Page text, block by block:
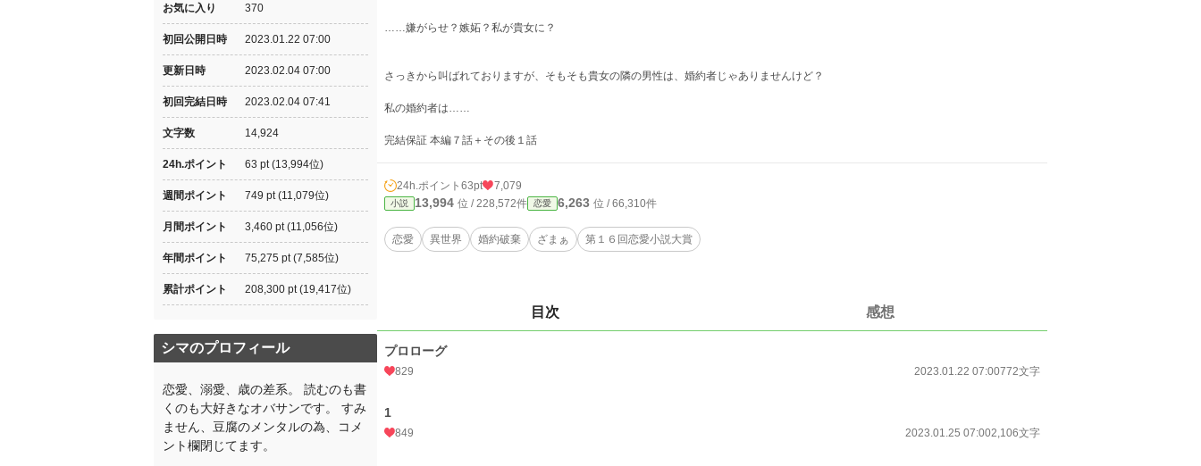
……嫌がらせ？嫉妬？私が貴女に？
さっきから叫ばれておりますが、そもそも貴女の隣の男性は、婚約者じゃありませんけど？
私の婚約者は……
完結保証 本編７話＋その後１話
24h.ポイント 63pt 7,079
小説 13,994 位 / 228,572件 恋愛 6,263 位 / 66,310件
恋愛 異世界 婚約破棄 ざまぁ 第１６回恋愛小説大賞
目次 感想
プロローグ
829 2023.01.22 07:00772文字
1
849 2023.01.25 07:002,106文字
お気に入り 370
初回公開日時 2023.01.22 07:00
更新日時 2023.02.04 07:00
初回完結日時 2023.02.04 07:41
文字数 14,924
24h.ポイント 63 pt (13,994位)
週間ポイント 749 pt (11,079位)
月間ポイント 3,460 pt (11,056位)
年間ポイント 75,275 pt (7,585位)
累計ポイント 208,300 pt (19,417位)
シマのプロフィール
恋愛、溺愛、歳の差系。 読むのも書
くのも大好きなオバサンです。 すみ
ません、豆腐のメンタルの為、コメ
ント欄閉じてます。